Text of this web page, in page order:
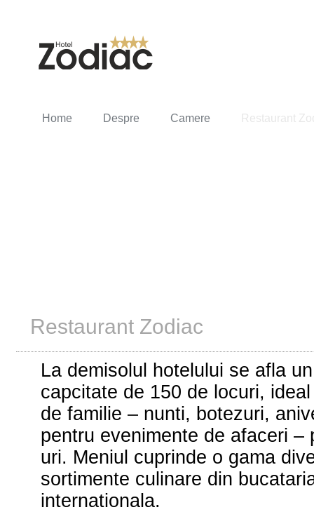
Home Despre Camere Restaurant
Restaurant Zodiac
La demisolul hotelului se afla
capcitate de 150 de locuri,
de familie – nunti, botezuri,
pentru evenimente de afaceri –
uri. Meniul cuprinde o gama
sortimente culinare din
internationala.